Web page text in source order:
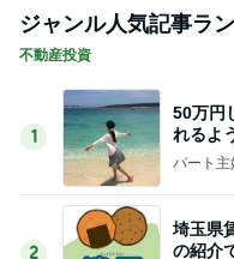
ジャンル人気記事ラ
不動産投資
1
50万円
れるよ
パート主
2
埼玉県
の紹介